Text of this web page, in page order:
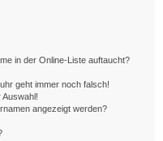
in der Online-Liste auftaucht?
geht immer noch falsch!
angezeigt werden?